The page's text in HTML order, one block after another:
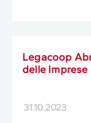
Legacoop
delle
31.10.2023